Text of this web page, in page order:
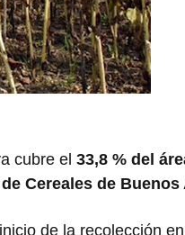
cubre el 33,8 % del
Cereales de Buenos
de la recolección